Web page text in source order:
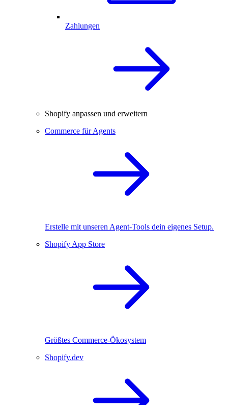
Zahlungen
Shopify anpassen und erweitern
Commerce für Agents
Erstelle mit unseren Agent-Tools dein eigenes Setup.
Shopify App Store
Größtes Commerce-Ökosystem
Shopify.dev